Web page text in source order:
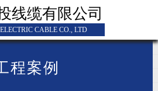
线缆有限公司
CABLE CO., LTD
程案例